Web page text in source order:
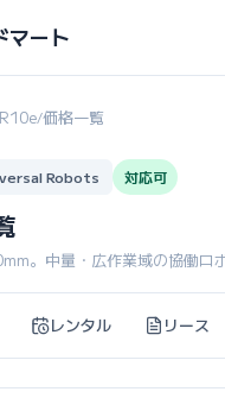
マート
/価格一覧
Robots 対応可
。中量・広作業域の協働ロ
レンタル リース